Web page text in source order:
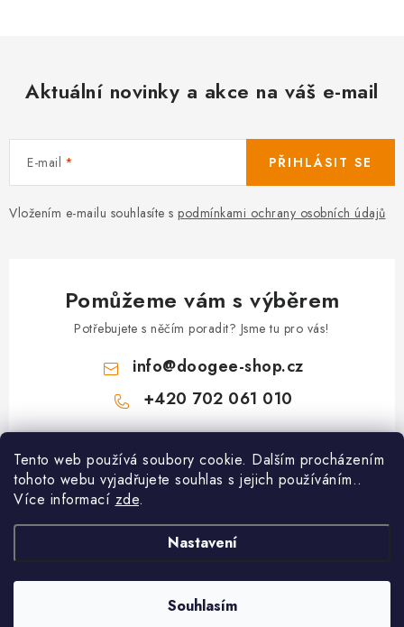
Tento web používá soubory cookie. Dalším procházením
tohoto webu vyjadřujete souhlas s jejich používáním..
Více informací zde.
Nastavení
Souhlasím
Aktuální novinky a akce na váš e-mail
E-mail
Vložením e-mailu souhlasíte s podmínkami ochrany osobních údajů
PŘIHLÁSIT SE
Pomůžeme vám s výběrem
Potřebujete s něčím poradit? Jsme tu pro vás!
info@doogee-shop.cz
+420 702 061 010
Z
Zákaznický servis
Kontakty
Spolupracující výrobci
Doogee-Shop.cz. Všechna práva vyhrazena.